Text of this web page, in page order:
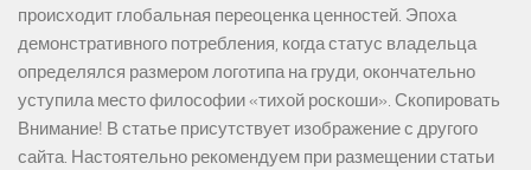
происходит глобальная переоценка ценностей. Эпоха
демонстративного потребления, когда статус владельца
определялся размером логотипа на груди, окончательно
уступила место философии «тихой роскоши». Скопировать
Внимание! В статье присутствует изображение с другого
сайта. Настоятельно рекомендуем при размещении статьи